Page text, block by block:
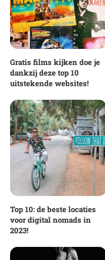
Gratis films kijken doe je
dankzij deze top 10
uitstekende websites!
Top 10: de beste locaties
voor digital nomads in
2023!